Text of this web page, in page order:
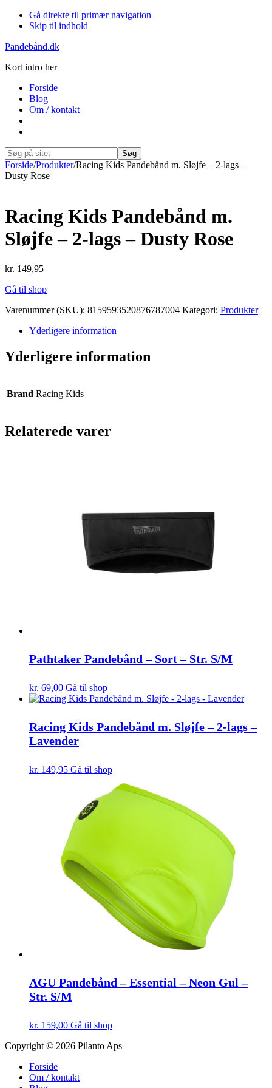
Gå direkte til primær navigation
Skip til indhold
Pandebånd.dk
Kort intro her
Forside
Blog
Om / kontakt
Søg
på
sitet
Hide
Search
Forside/Produkter/Racing Kids Pandebånd m. Sløjfe – 2-lags –
Dusty Rose
Racing Kids Pandebånd m.
Sløjfe – 2-lags – Dusty Rose
kr. 149,95
Gå til shop
Varenummer (SKU): 8159593520876787004 Kategori: Produkter
Yderligere information
Yderligere information
Brand Racing Kids
Relaterede varer
Pathtaker Pandebånd – Sort – Str. S/M
kr. 69,00 Gå til shop
Racing Kids Pandebånd m. Sløjfe – 2-lags –
Lavender
kr. 149,95 Gå til shop
AGU Pandebånd – Essential – Neon Gul –
Str. S/M
kr. 159,00 Gå til shop
Footer
Copyright © 2026 Pilanto Aps
Forside
Om / kontakt